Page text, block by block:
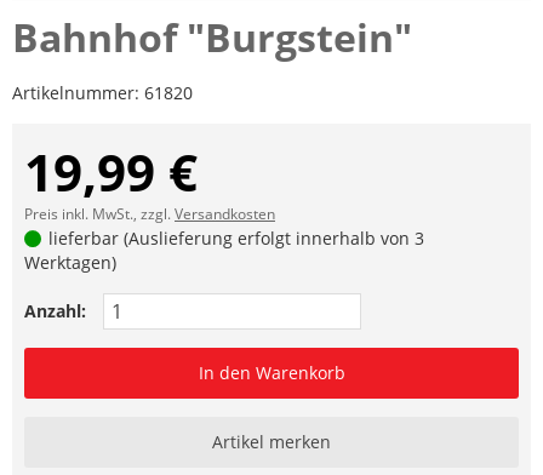
Bahnhof "Burgstein"
Artikelnummer: 61820
19,99 €
Preis inkl. MwSt., zzgl.Versandkosten
lieferbar (Auslieferung erfolgt innerhalb von 3
Werktagen)
Anzahl:
In den Warenkorb
Artikel merken